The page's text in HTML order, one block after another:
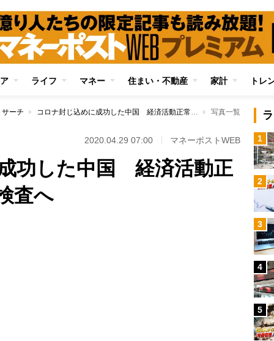
ライフ マネー 住まい・不動産 家計 トレ
ーチ コロナ封じ込めに成功した中国 経済活動正常化に向け大規模検査へ 写真一覧
2020.04.29 07:00 マネーポストWEB
功した中国 経済活動正
査へ
1
2
3
4
5